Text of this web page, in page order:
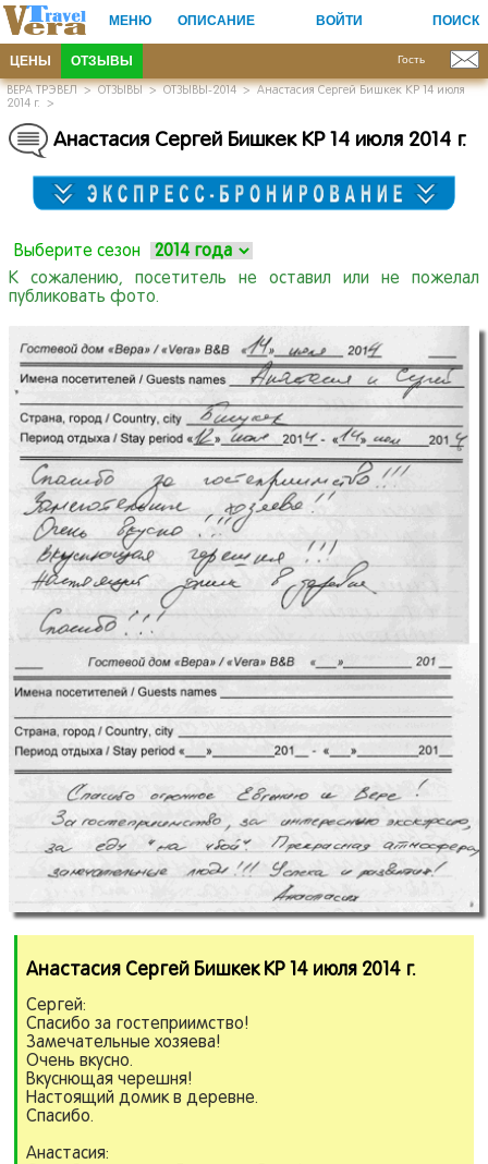
МЕНЮ ОПИСАНИЕ ВОЙТИ ПОИСК
ЦЕНЫ ОТЗЫВЫ Гость
ВЕРА ТРЭВЕЛ>ОТЗЫВЫ>ОТЗЫВЫ-2014>Анастасия Сергей Бишкек КР 14 июля
2014 г. >
Анастасия Сергей Бишкек КР 14 июля 2014 г.
Выберите сезон
К сожалению, посетитель не оставил или не пожелал
публиковать фото.
Анастасия Сергей Бишкек КР 14 июля 2014 г.
Сергей:
Спасибо за гостеприимство!
Замечательные хозяева!
Очень вкусно.
Вкуснющая черешня!
Настоящий домик в деревне.
Спасибо.
Анастасия: